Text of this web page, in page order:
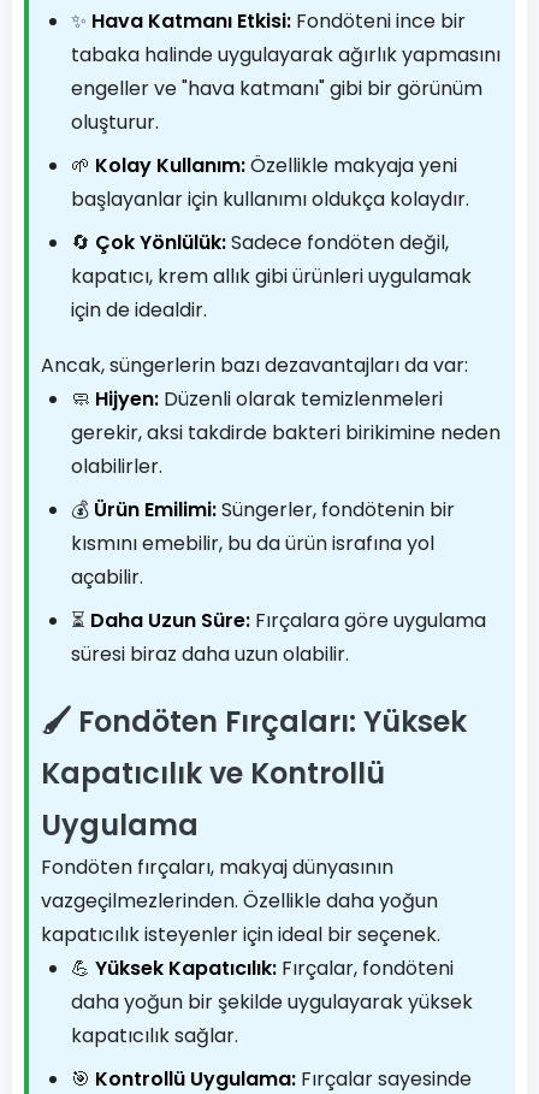
✨ Hava Katmanı Etkisi: Fondöteni ince bir
tabaka halinde uygulayarak ağırlık yapmasını
engeller ve "hava katmanı" gibi bir görünüm
oluşturur.
🌱 Kolay Kullanım:Özellikle makyaja yeni
başlayanlar için kullanımı oldukça kolaydır.
🔄 Çok Yönlülük:Sadece fondöten değil,
kapatıcı, krem allık gibi ürünleri uygulamak
için de idealdir.
Ancak, süngerlerin bazı dezavantajları da var:
🧼 Hijyen: Düzenli olarak temizlenmeleri
gerekir, aksi takdirde bakteri birikimine neden
olabilirler.
💰 Ürün Emilimi:Süngerler, fondötenin bir
kısmını emebilir, bu da ürün israfına yol
açabilir.
⏳ Daha Uzun Süre: Fırçalara göre uygulama
süresi biraz daha uzun olabilir.
🖌️ Fondöten Fırçaları: Yüksek
Kapatıcılık ve Kontrollü
Uygulama
Fondöten fırçaları, makyaj dünyasının
vazgeçilmezlerinden. Özellikle daha yoğun
kapatıcılık isteyenler için ideal bir seçenek.
💪 Yüksek Kapatıcılık: Fırçalar, fondöteni
daha yoğun bir şekilde uygulayarak yüksek
kapatıcılık sağlar.
🎯 Kontrollü Uygulama: Fırçalar sayesinde